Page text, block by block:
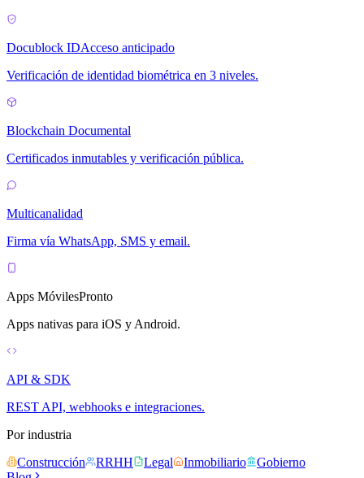
Docublock IDAcceso anticipado
Verificación de identidad biométrica en 3 niveles.
Blockchain Documental
Certificados inmutables y verificación pública.
Multicanalidad
Firma vía WhatsApp, SMS y email.
Apps MóvilesPronto
Apps nativas para iOS y Android.
API & SDK
REST API, webhooks e integraciones.
Por industria
Construcción
RRHH Legal Inmobiliario
Gobierno